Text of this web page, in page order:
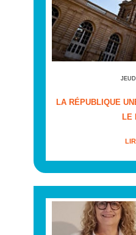
LA RÉPUBLIQUE
LE